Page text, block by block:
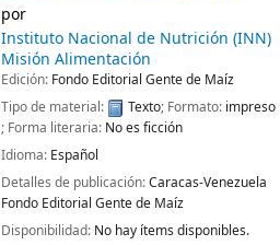
por
Instituto Nacional de Nutrición (INN)
Misión Alimentación
Edición: Fondo Editorial Gente de Maíz
Tipo de material:
Texto; Formato: impreso
; Forma literaria: No es ficción
Idioma: Español
Detalles de publicación:Caracas-Venezuela
Fondo Editorial Gente de Maíz
Disponibilidad: No hay ítems disponibles.